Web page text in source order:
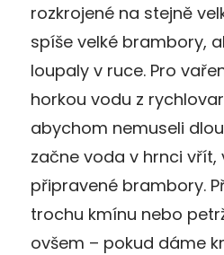
rozkrojené na stejně
spíše velké brambory,
loupaly v ruce. Pro
horkou vodu z
abychom nemuseli
začne voda v hrnci
připravené brambory.
trochu kmínu nebo
ovšem – pokud dáme